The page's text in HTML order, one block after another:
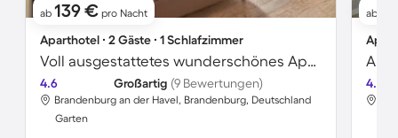
ab 139 € pro Nacht
Aparthotel ∙ 2 Gäste ∙ 1 Schlafzimmer
Voll ausgestattetes wunderschönes Aparthotel mit Terrasse, Garten und Grill
4.6 Großartig (9 Bewertungen)
Brandenburg an der Havel, Brandenburg, Deutschland
Garten
ab
4.6